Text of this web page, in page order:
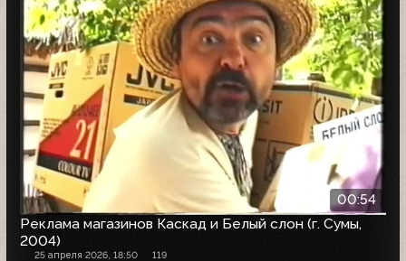
00:54
Реклама магазинов Каскад и Белый слон (г. Сумы,
2004)
25 апреля 2026, 18:50 119